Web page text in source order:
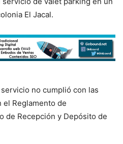
El Jacal.
no cumplió con las
Reglamento de
de Recepción y Depósito de